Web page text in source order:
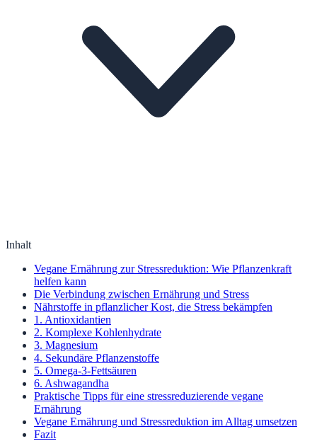
Inhalt
Vegane Ernährung zur Stressreduktion: Wie Pflanzenkraft
helfen kann
Die Verbindung zwischen Ernährung und Stress
Nährstoffe in pflanzlicher Kost, die Stress bekämpfen
1. Antioxidantien
2. Komplexe Kohlenhydrate
3. Magnesium
4. Sekundäre Pflanzenstoffe
5. Omega-3-Fettsäuren
6. Ashwagandha
Praktische Tipps für eine stressreduzierende vegane
Ernährung
Vegane Ernährung und Stressreduktion im Alltag umsetzen
Fazit